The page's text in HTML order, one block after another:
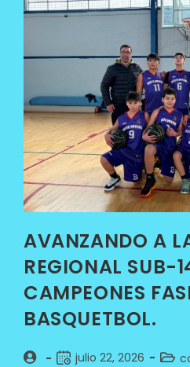
AVANZANDO A
REGIONAL SUB-
CAMPEONES
BASQUETBOL.
julio 22, 2026